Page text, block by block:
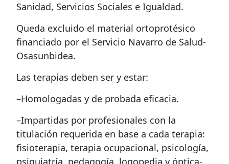
Sanidad, Servicios Sociales e Igualdad.
Queda excluido el material ortoprotésico
financiado por el Servicio Navarro de Salud-
Osasunbidea.
Las terapias deben ser y estar:
–Homologadas y de probada eficacia.
–Impartidas por profesionales con la
titulación requerida en base a cada terapia:
fisioterapia, terapia ocupacional, psicología,
psiquiatría, pedagogía, logopedia y óptica-